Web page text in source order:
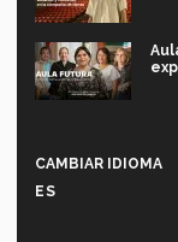
CAMBIAR IDIOMA
ES